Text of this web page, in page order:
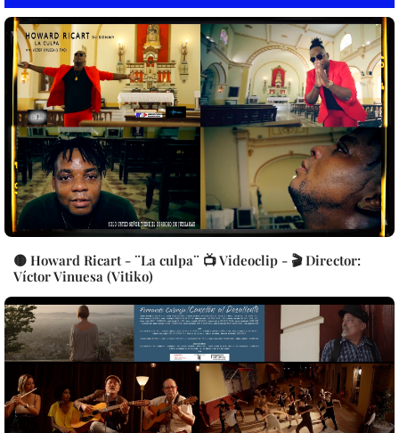
🟡 Howard Ricart - ¨La culpa¨ 📺 Videoclip - 🎬 Director:
Víctor Vinuesa (Vitiko)